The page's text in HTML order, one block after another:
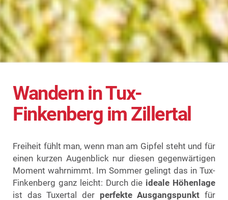
Wandern in Tux-
Finkenberg im Zillertal
Freiheit fühlt man, wenn man am Gipfel steht und für
einen kurzen Augenblick nur diesen gegenwärtigen
Moment wahrnimmt. Im Sommer gelingt das in Tux-
Finkenberg ganz leicht: Durch die ideale Höhenlage
ist das Tuxertal der perfekte Ausgangspunkt für